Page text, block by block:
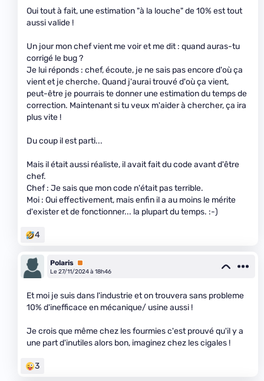
Oui tout à fait, une estimation "à la louche" de 10% est tout
aussi valide !
Un jour mon chef vient me voir et me dit : quand auras-tu
corrigé le bug ?
Je lui réponds : chef, écoute, je ne sais pas encore d'où ça
vient et je cherche. Quand j'aurai trouvé d'où ça vient,
peut-être je pourrais te donner une estimation du temps de
correction. Maintenant si tu veux m'aider à chercher, ça ira
plus vite !
Du coup il est parti...
Mais il était aussi réaliste, il avait fait du code avant d'être
chef.
Chef : Je sais que mon code n'était pas terrible.
Moi : Oui effectivement, mais enfin il a au moins le mérite
d'exister et de fonctionner... la plupart du temps. :-)
4
Polaris Premium
Le 27/11/2024 à 18h46
Et moi je suis dans l'industrie et on trouvera sans probleme
10% d'inefficace en mécanique/ usine aussi !
Je crois que même chez les fourmies c'est prouvé qu'il y a
une part d'inutiles alors bon, imaginez chez les cigales !
3